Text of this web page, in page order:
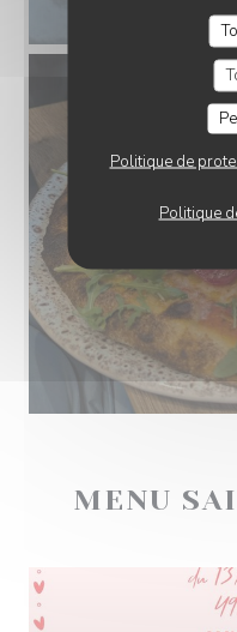
Politique de
Politique
MENU